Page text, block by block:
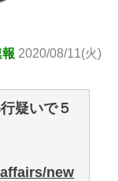
2020/08/11(火)
疑いで５
new